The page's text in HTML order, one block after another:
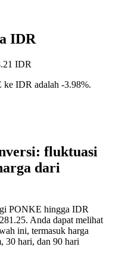
IDR
IDR
ke IDR adalah -3.98%.
fluktuasi
dari
PONKE hingga IDR
Anda dapat melihat
ini, termasuk harga
30 hari, dan 90 hari